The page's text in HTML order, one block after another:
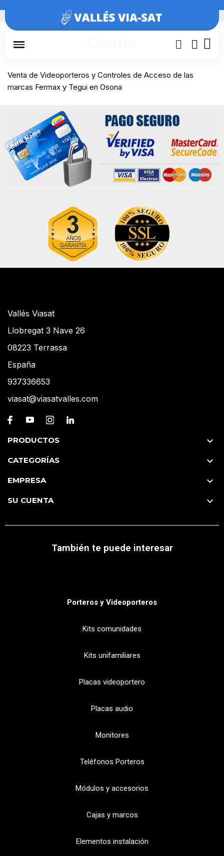
Venta de Videoporteros y Controles de Acceso de las
marcas Fermax y Tegui en Osona
Vallés Viasat
Llobregat 3 Nave 26
08223 Terrassa
España
937336653
viasat@viasatvalles.com
PRODUCTOS 
CATEGORÍAS 
EMPRESA 
SU CUENTA 
También te puede interesar
Porteros y Videoporteros
Kits comunidades
Kits unifamiliares
Placas videoportero
Placas audio
Monitores
Teléfonos Porteros
Módulos y accesorios
Cajas y marcos
Elementos instalación